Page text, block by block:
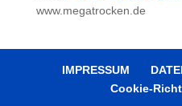
www.megatrocken.de
IMPRESSUM
Cookie-